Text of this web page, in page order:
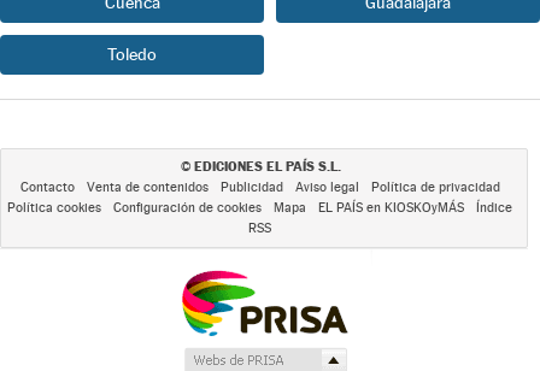
Toledo
© EDICIONES EL PAÍS S.L.
Contacto Venta de contenidos Publicidad Aviso legal
Política de privacidad
Política cookies
Configuración de cookies Mapa EL PAÍS en KIOSKOyMÁS
Índice
RSS